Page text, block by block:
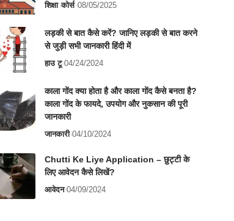
शिक्षा कोर्स 08/05/2025
लड़की से बात कैसे करें? जानिए लड़की से बात करने
से जुड़ी सभी जानकारी हिंदी में
हाउ टू 04/24/2024
काला गोंद क्या होता है और काला गोंद कैसे बनता है?
काला गोंद के फायदे, उपयोग और नुकसान की पूरी
जानकारी
जानकारी 04/10/2024
Chutti Ke Liye Application – छुट्टी के
लिए आवेदन कैसे लिखें?
आवेदन 04/09/2024